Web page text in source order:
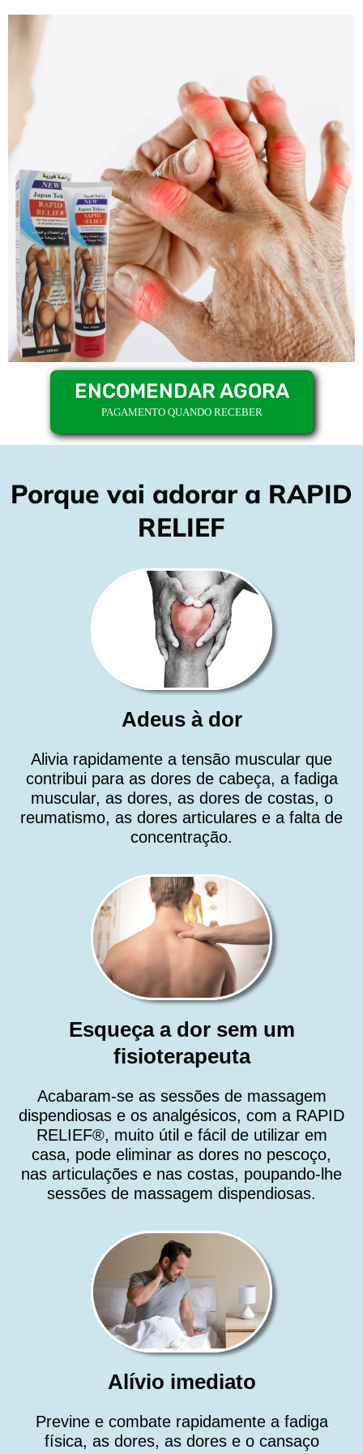
ENCOMENDAR AGORA
PAGAMENTO QUANDO RECEBER
Porque vai adorar a RAPID
RELIEF
Adeus à dor
Alivia rapidamente a tensão muscular que
contribui para as dores de cabeça, a fadiga
muscular, as dores, as dores de costas, o
reumatismo, as dores articulares e a falta de
concentração.
Esqueça a dor sem um
fisioterapeuta
Acabaram-se as sessões de massagem
dispendiosas e os analgésicos, com a RAPID
RELIEF®, muito útil e fácil de utilizar em
casa, pode eliminar as dores no pescoço,
nas articulações e nas costas, poupando-lhe
sessões de massagem dispendiosas.
Alívio imediato
Previne e combate rapidamente a fadiga
física, as dores, as dores e o cansaço